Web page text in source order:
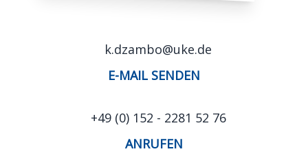
E-MAIL SENDEN
k.dzambo@uke.de
ANRUFEN
+49 (0) 152 - 2281 52 76